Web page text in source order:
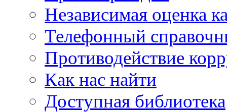
Независимая оценка
Телефонный
Противодействие
Как нас найти
Доступная библиотека